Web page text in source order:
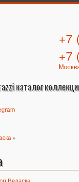
каталог
+7
+7
»